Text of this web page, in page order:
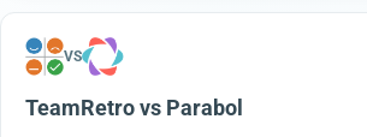
rétrospectives programmées, un
certification SOC 2.
VS
TeamRetro vs Parabol